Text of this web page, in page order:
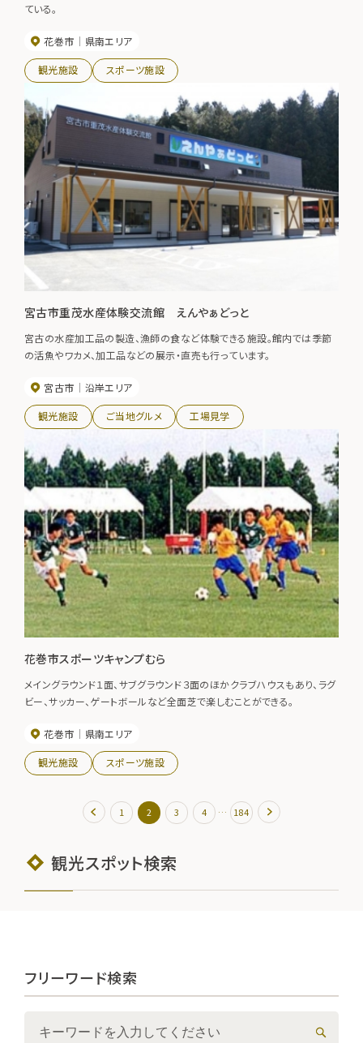
ている。
花巻市 県南エリア
観光施設 スポーツ施設
宮古市重茂水産体験交流館 えんやぁどっと
宮古の水産加工品の製造、漁師の食など体験できる施設。館内では季節
の活魚やワカメ、加工品などの展示・直売も行っています。
宮古市 沿岸エリア
観光施設 ご当地グルメ 工場見学
花巻市スポーツキャンプむら
メイングラウンド１面、サブグラウンド３面のほかクラブハウスもあり、ラグ
ビー、サッカー、ゲートボールなど全面芝で楽しむことができる。
花巻市 県南エリア
観光施設 スポーツ施設
1 2 3 4 … 184
観光スポット検索
フリーワード検索